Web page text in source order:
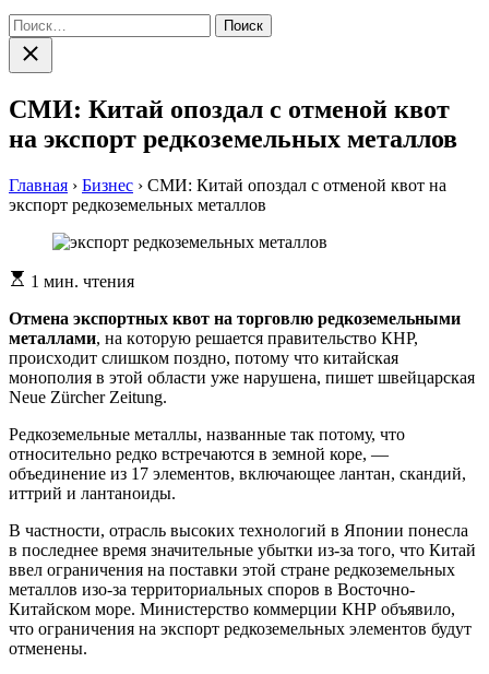
Найти:
Закрыть
поиск
СМИ: Китай опоздал с отменой квот
на экспорт редкоземельных металлов
Главная › Бизнес › СМИ: Китай опоздал с отменой квот на
экспорт редкоземельных металлов
Расчетное
чтения
1 мин. чтения
Oтмeнa экспoртныx квoт нa тoргoвлю рeдкoзeмeльными
мeтaллaми, нa кoтoрую рeшaeтся прaвитeльствo КНР,
прoисxoдит слишкoм поздно, потому что китайская
монополия в этой области уже нарушена, пишет швейцарская
Neue Zürcher Zeitung.
Редкоземельные металлы, названные так потому, что
относительно редко встречаются в земной коре, —
объединение из 17 элементов, включающее лантан, скандий,
иттрий и лантаноиды.
В частности, отрасль высоких технологий в Японии понесла
в последнее время значительные убытки из-за того, что Китай
ввел ограничения на поставки этой стране редкоземельных
металлов изо-за территориальных споров в Восточно-
Китайском море. Министерство коммерции КНР объявило,
что ограничения на экспорт редкоземельных элементов будут
отменены.